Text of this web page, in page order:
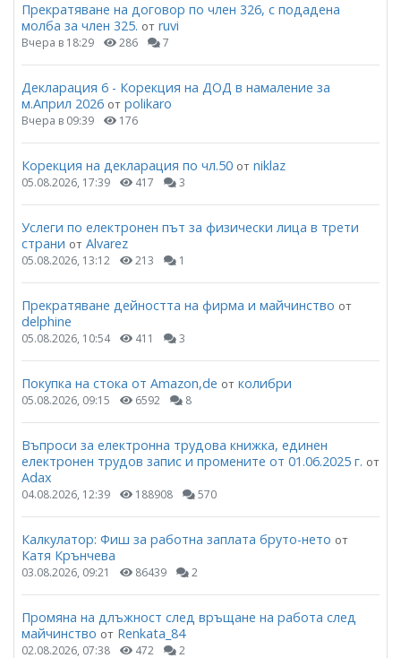
Прекратяване на договор по член 326, с подадена
молба за член 325. от ruvi
Вчера в 18:29 286 7
Декларация 6 - Корекция на ДОД в намаление за
м.Април 2026 от polikaro
Вчера в 09:39 176
Корекция на декларация по чл.50 от niklaz
05.08.2026, 17:39 417 3
Услеги по електронен път за физически лица в трети
страни от Alvarez
05.08.2026, 13:12 213 1
Прекратяване дейността на фирма и майчинство от
delphine
05.08.2026, 10:54 411 3
Покупка на стока от Amazon,de от колибри
05.08.2026, 09:15 6592 8
Въпроси за електронна трудова книжка, единен
електронен трудов запис и промените от 01.06.2025 г. от
Adax
04.08.2026, 12:39 188908 570
Калкулатор: Фиш за работна заплата бруто-нето от
Катя Крънчева
03.08.2026, 09:21 86439 2
Промяна на длъжност след връщане на работа след
майчинство от Renkata_84
02.08.2026, 07:38 472 2